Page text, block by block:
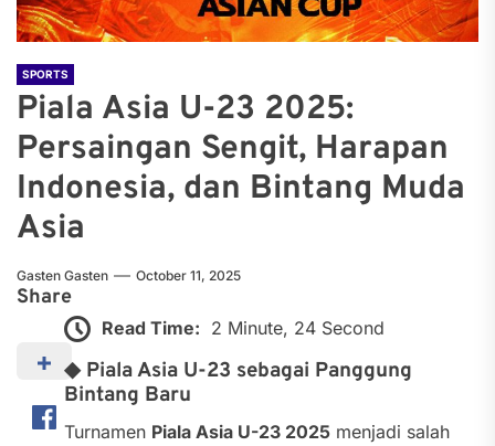
SPORTS
Piala Asia U-23 2025:
Persaingan Sengit, Harapan
Indonesia, dan Bintang Muda
Asia
Gasten Gasten October 11, 2025
Share
Read Time: 2 Minute, 24 Second
◆ Piala Asia U-23 sebagai Panggung
Bintang Baru
Turnamen Piala Asia U-23 2025menjadi salah